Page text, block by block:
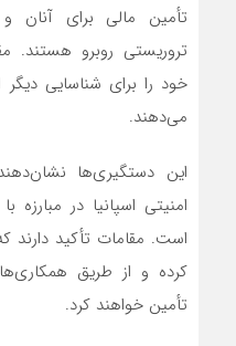
تأمین مالی برای آنان
تروریستی روبرو هستند.
خود را برای شناسایی
می‌دهند.
این دستگیری‌ها
امنیتی اسپانیا در مبارزه
است. مقامات تأکید دارند
کرده و از طریق
تأمین خواهند کرد.